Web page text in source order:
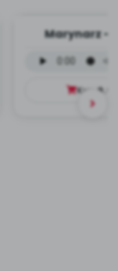
Marynarz -
Kup 9.99